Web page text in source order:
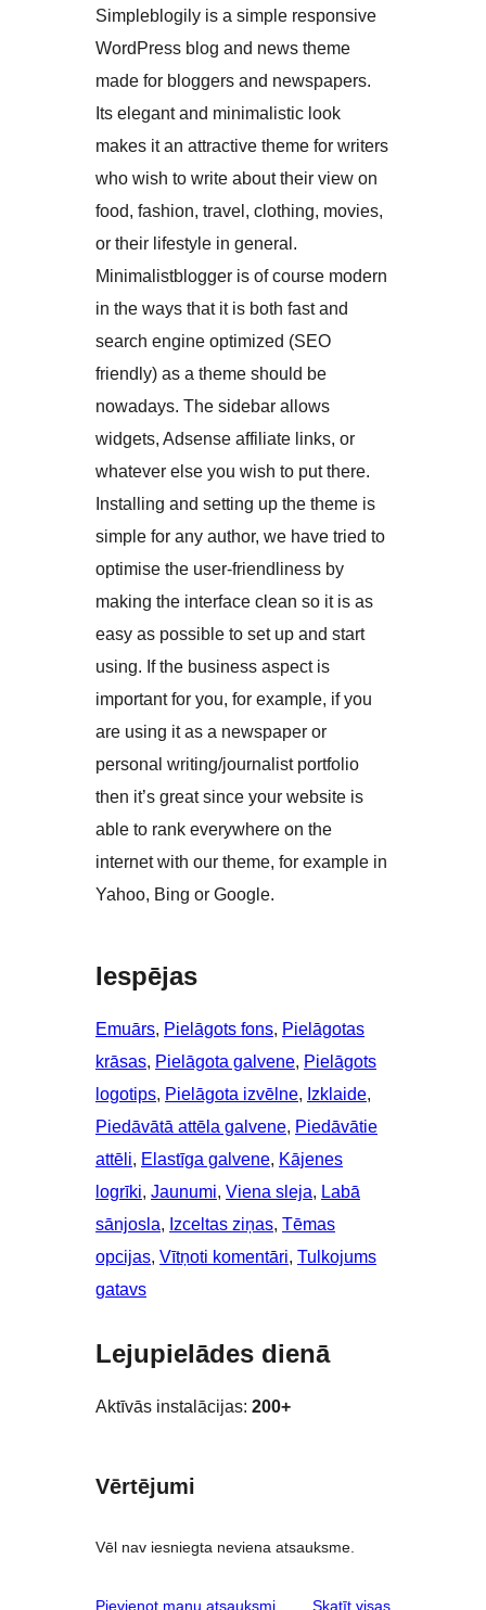
Simpleblogily is a simple responsive
WordPress blog and news theme
made for bloggers and newspapers.
Its elegant and minimalistic look
makes it an attractive theme for writers
who wish to write about their view on
food, fashion, travel, clothing, movies,
or their lifestyle in general.
Minimalistblogger is of course modern
in the ways that it is both fast and
search engine optimized (SEO
friendly) as a theme should be
nowadays. The sidebar allows
widgets, Adsense affiliate links, or
whatever else you wish to put there.
Installing and setting up the theme is
simple for any author, we have tried to
optimise the user-friendliness by
making the interface clean so it is as
easy as possible to set up and start
using. If the business aspect is
important for you, for example, if you
are using it as a newspaper or
personal writing/journalist portfolio
then it’s great since your website is
able to rank everywhere on the
internet with our theme, for example in
Yahoo, Bing or Google.
Iespējas
Emuārs, Pielāgots fons, Pielāgotas
krāsas, Pielāgota galvene, Pielāgots
logotips, Pielāgota izvēlne, Izklaide
Piedāvātā attēla galvene, Piedāvātie
attēli, Elastīga galvene, Kājenes
logrīki, Jaunumi, Viena sleja, Labā
sānjosla, Izceltas ziņas, Tēmas
opcijas, Vītņoti komentāri, Tulkojums
gatavs
Lejupielādes dienā
Aktīvās instalācijas: 200+
Vērtējumi
Vēl nav iesniegta neviena atsauksme.
Pievienot manu atsauksmi Skatīt visasatsauksmes